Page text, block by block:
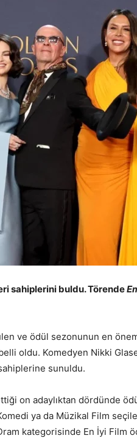
sahiplerini buldu. Törende
ve ödül sezonunun en
oldu. Komedyen Nikki
sunuldu.
on adaylıktan dördünde
ya da Müzikal Film
kategorisinde En İyi Film